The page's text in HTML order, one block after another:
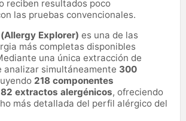
reciben resultados poco
las pruebas convencionales.
Explorer) es una de las
más completas disponibles
una única extracción de
analizar simultáneamente 300
218 componentes
extractos alergénicos, ofreciendo
más detallada del perfil alérgico del